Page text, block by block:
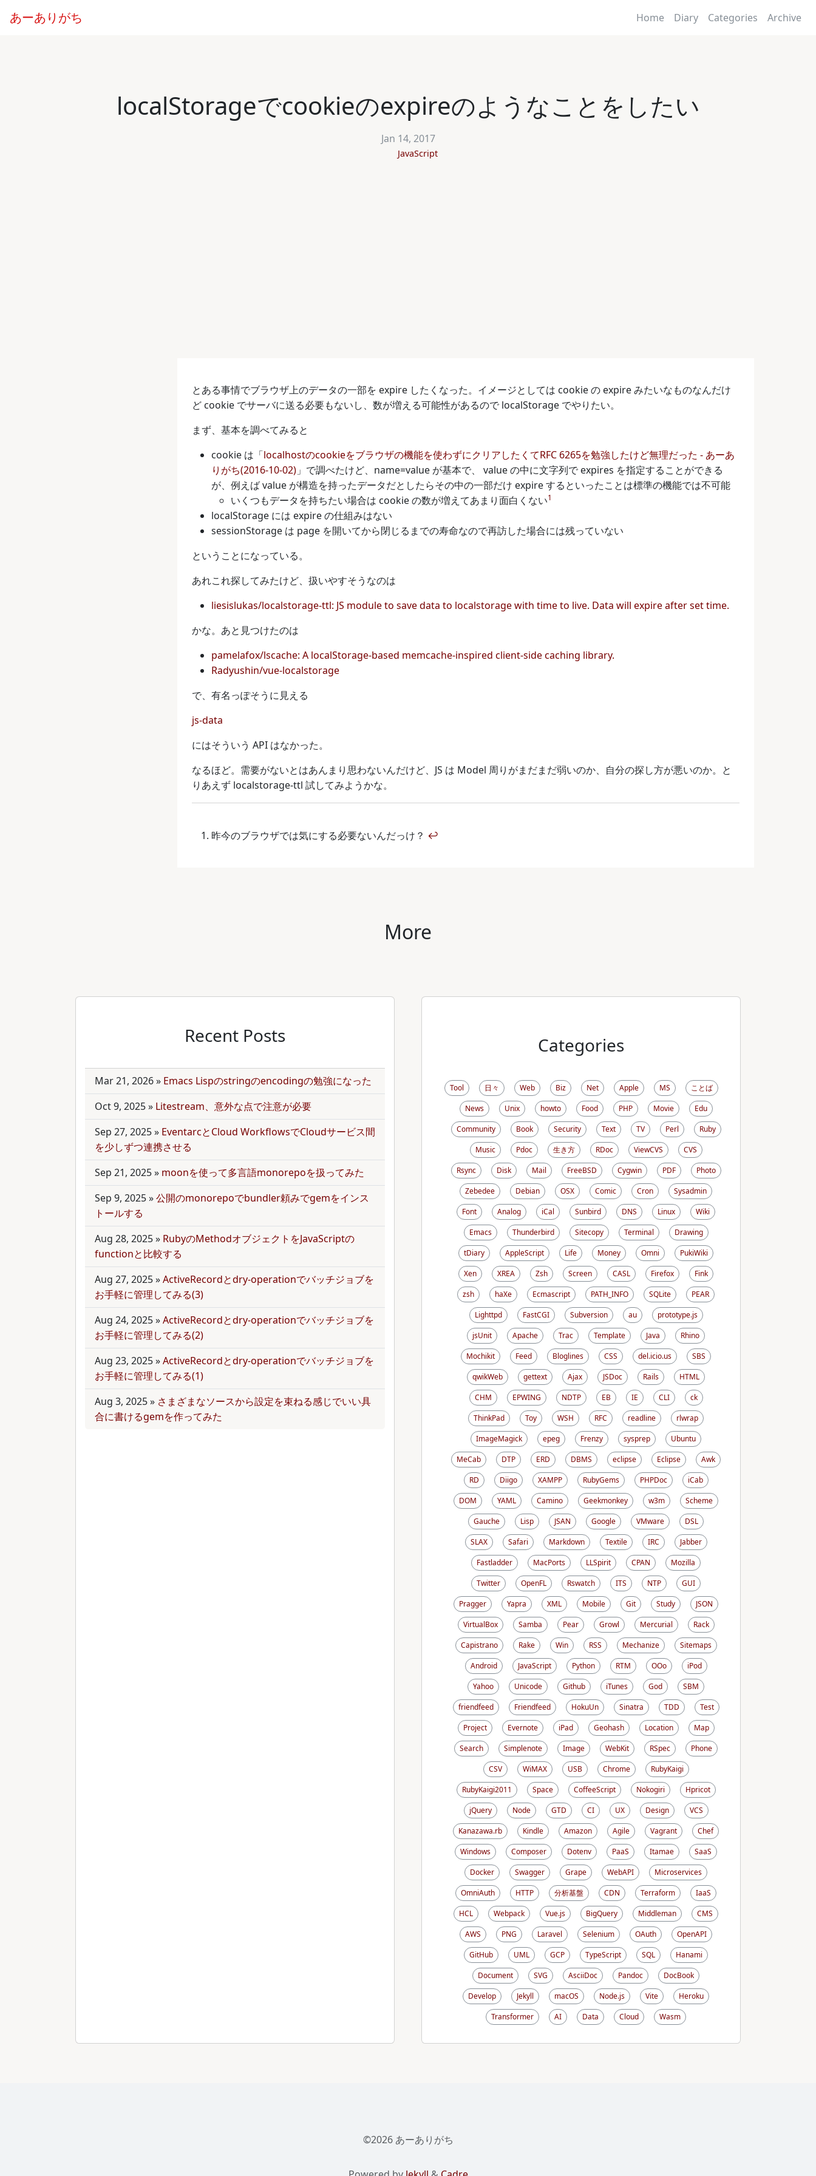
あーありがち Home Diary Categories Archive
localStorageでcookieのexpireのようなことをしたい
Jan 14, 2017
JavaScript
とある事情でブラウザ上のデータの一部を expire したくなった。イメージとしては cookie の expire みたいなものなんだけ
ど cookie でサーバに送る必要もないし、数が増える可能性があるので localStorage でやりたい。
まず、基本を調べてみると
cookie は「localhostのcookieをブラウザの機能を使わずにクリアしたくてRFC 6265を勉強したけど無理だった - あーあ
りがち(2016-10-02) 」で調べたけど、name=value が基本で、 value の中に文字列で expires を指定することができる
が、例えば value が構造を持ったデータだとしたらその中の一部だけ expire するといったことは標準の機能では不可能
いくつもデータを持ちたい場合は cookie の数が増えてあまり面白くない1
localStorage には expire の仕組みはない
sessionStorage は page を開いてから閉じるまでの寿命なので再訪した場合には残っていない
ということになっている。
あれこれ探してみたけど、扱いやすそうなのは
liesislukas/localstorage-ttl: JS module to save data to localstorage with time to live. Data will expire after set time.
かな。あと見つけたのは
pamelafox/lscache: A localStorage-based memcache-inspired client-side caching library.
Radyushin/vue-localstorage
で、有名っぽそうに見える
js-data
にはそういう API はなかった。
なるほど。需要がないとはあんまり思わないんだけど、JS は Model 周りがまだまだ弱いのか、自分の探し方が悪いのか。と
りあえず localstorage-ttl 試してみようかな。
昨今のブラウザでは気にする必要ないんだっけ？ ↩
More
Recent Posts
Mar 21, 2026» Emacs Lispのstringのencodingの勉強になった
Oct 9, 2025» Litestream、意外な点で注意が必要
Sep 27, 2025» EventarcとCloud WorkflowsでCloudサービス間
を少しずつ連携させる
Sep 21, 2025» moonを使って多言語monorepoを扱ってみた
Sep 9, 2025»公開のmonorepoでbundler頼みでgemをインス
トールする
Aug 28, 2025» RubyのMethodオブジェクトをJavaScriptの
functionと比較する
Aug 27, 2025»ActiveRecordとdry-operationでバッチジョブを
お手軽に管理してみる(3)
Aug 24, 2025»ActiveRecordとdry-operationでバッチジョブを
お手軽に管理してみる(2)
Aug 23, 2025»ActiveRecordとdry-operationでバッチジョブを
お手軽に管理してみる(1)
Aug 3, 2025» さまざまなソースから設定を束ねる感じでいい具
合に書けるgemを作ってみた
Categories
Tool 日々 Web Biz Net Apple MS
ことば
News
Unix howto Food PHP Movie
Edu
Community
Book Security Text TV Perl
Ruby
Music
Pdoc 生き方 RDoc ViewCVS
CVS
Rsync
Disk Mail FreeBSD Cygwin PDF
Photo
Zebedee
Debian OSX Comic Cron
Sysadmin
Font
Analog iCal Sunbird DNS Linux
Wiki
Emacs
Thunderbird Sitecopy Terminal
Drawing
tDiary
AppleScript Life Money Omni
PukiWiki
Xen
XREA Zsh Screen CASL Firefox
Fink
zsh
haXe Ecmascript PATH_INFO SQLite
PEAR
Lighttpd
FastCGI Subversion au
prototype.js
jsUnit
Apache Trac Template Java
Rhino
Mochikit
Feed Bloglines CSS del.icio.us
SBS
qwikWeb
gettext Ajax JSDoc Rails
HTML
CHM
EPWING NDTP EB IE CLI
ck
ThinkPad
Toy WSH RFC readline
rlwrap
ImageMagick
epeg Frenzy sysprep
Ubuntu
MeCab
DTP ERD DBMS eclipse Eclipse
Awk
RD
Diigo XAMPP RubyGems PHPDoc
iCab
DOM
YAML Camino Geekmonkey w3m
Scheme
Gauche
Lisp JSAN Google VMware
DSL
SLAX
Safari Markdown Textile IRC
Jabber
Fastladder
MacPorts LLSpirit CPAN
Mozilla
Twitter
OpenFL Rswatch ITS NTP
GUI
Pragger
Yapra XML Mobile Git Study
JSON
VirtualBox
Samba Pear Growl Mercurial
Rack
Capistrano
Rake Win RSS Mechanize
Sitemaps
Android
JavaScript Python RTM OOo
iPod
Yahoo
Unicode Github iTunes God
SBM
friendfeed
Friendfeed HokuUn Sinatra TDD
Test
Project
Evernote iPad Geohash Location
Map
Search
Simplenote Image WebKit RSpec
Phone
CSV
WiMAX USB Chrome
RubyKaigi
RubyKaigi2011
Space CoffeeScript Nokogiri
Hpricot
jQuery
Node GTD CI UX Design
VCS
Kanazawa.rb
Kindle Amazon Agile Vagrant
Chef
Windows
Composer Dotenv PaaS Itamae
SaaS
Docker
Swagger Grape WebAPI
Microservices
OmniAuth
HTTP 分析基盤 CDN Terraform
IaaS
HCL
Webpack Vue.js BigQuery Middleman
CMS
AWS
PNG Laravel Selenium OAuth
OpenAPI
GitHub
UML GCP TypeScript SQL
Hanami
Document
SVG AsciiDoc Pandoc
DocBook
Develop
Jekyll macOS Node.js Vite
Heroku
Transformer
AI Data Cloud Wasm
©2026 あーありがち